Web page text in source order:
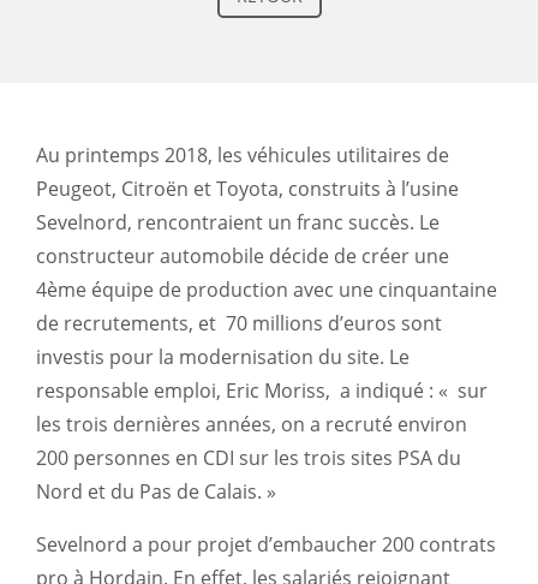
Au printemps 2018, les véhicules utilitaires de
Peugeot, Citroën et Toyota, construits à l’usine
Sevelnord, rencontraient un franc succès. Le
constructeur automobile décide de créer une
4ème équipe de production avec une cinquantaine
de recrutements, et 70 millions d’euros sont
investis pour la modernisation du site. Le
responsable emploi, Eric Moriss, a indiqué : « sur
les trois dernières années, on a recruté environ
200 personnes en CDI sur les trois sites PSA du
Nord et du Pas de Calais. »
Sevelnord a pour projet d’embaucher 200 contrats
pro à Hordain. En effet, les salariés rejoignant